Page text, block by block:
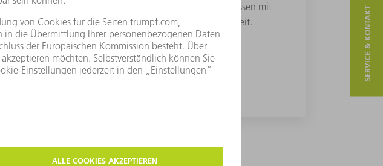
ernst. Dadurch bieten wir unseren Partnern bei allen Prozessen mit
schützenswerten Informationen ein Höchstmaß an Sicherheit.
MEHR ERFAHREN SERVICE & KONTAKT